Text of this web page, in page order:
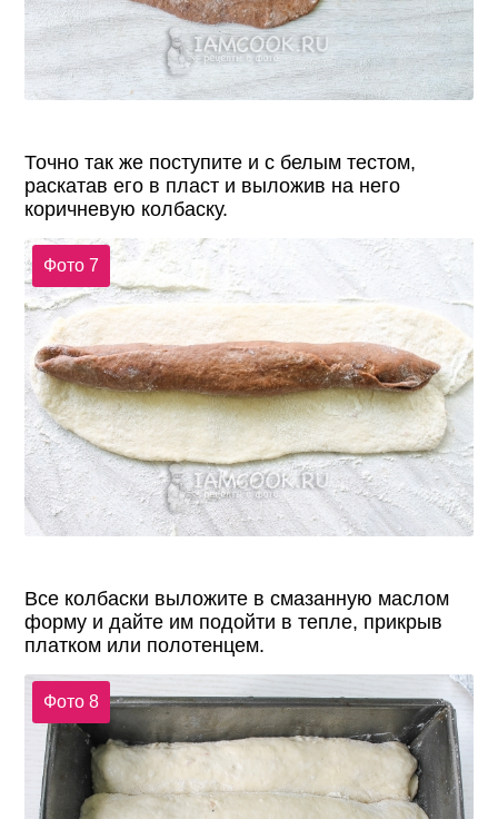
Точно так же поступите и с белым тестом,
раскатав его в пласт и выложив на него
коричневую колбаску.
Фото 7
Все колбаски выложите в смазанную маслом
форму и дайте им подойти в тепле, прикрыв
платком или полотенцем.
Фото 8